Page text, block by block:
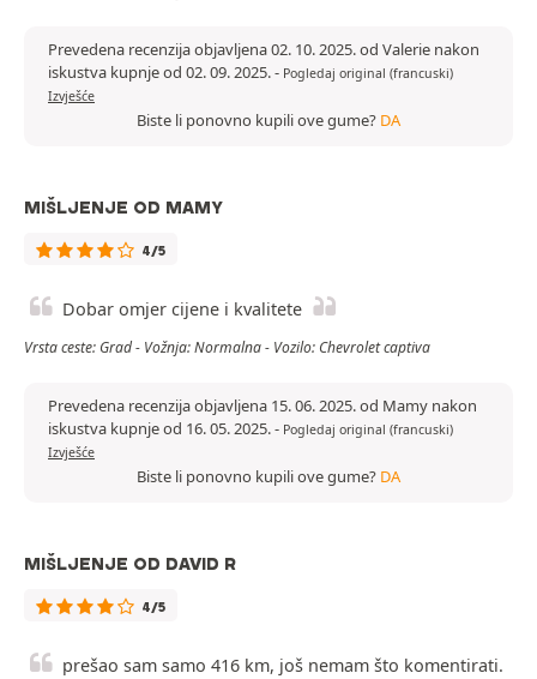
Prevedena recenzija objavljena 02. 10. 2025. od Valerie nakon
iskustva kupnje od 02. 09. 2025.- Pogledaj original (francuski)
Izvješće
Biste li ponovno kupili ove gume? DA
MIŠLJENJE OD MAMY
4/5
Dobar omjer cijene i kvalitete
Vrsta ceste: Grad - Vožnja: Normalna - Vozilo: Chevrolet captiva
Prevedena recenzija objavljena 15. 06. 2025. od Mamy nakon
iskustva kupnje od 16. 05. 2025.- Pogledaj original (francuski)
Izvješće
Biste li ponovno kupili ove gume? DA
MIŠLJENJE OD DAVID R
4/5
prešao sam samo 416 km, još nemam što komentirati.